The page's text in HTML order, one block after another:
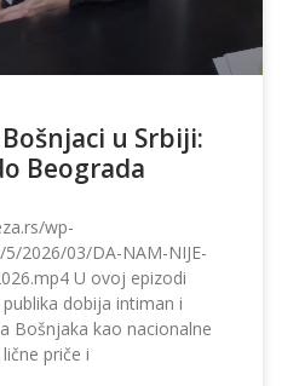
u Srbiji:
Beograda
wp-
2026/03/DA-NAM-NIJE-
U ovoj epizodi
dobija intiman i
Bošnjaka kao nacionalne
priče i